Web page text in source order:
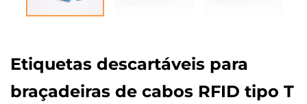
Etiquetas descartáveis para
braçadeiras de cabos RFID tipo T